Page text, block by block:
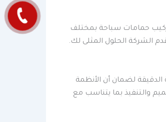
حمامات سباحة بمختلف
الشركة الحلول المثلى لك.
الدقيقة لضمان أن الأنظمة
والتنفيذ بما يتناسب مع